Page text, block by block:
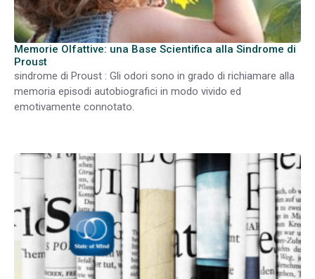
Memorie Olfattive: una Base Scientifica alla Sindrome di
Proust
sindrome di Proust : Gli odori sono in grado di richiamare alla
memoria episodi autobiografici in modo vivido ed
emotivamente connotato.